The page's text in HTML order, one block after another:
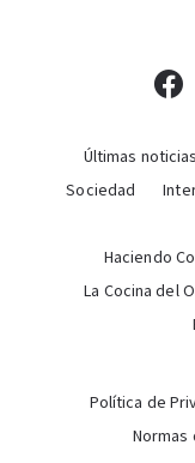
Últimas noticias
Sociedad
Haciendo
La Cocina del
Política de
Normas